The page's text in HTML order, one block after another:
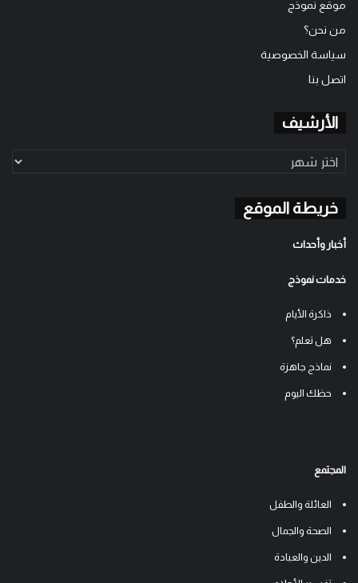
موقع نموذج
من نحن؟
سياسة الخصوصية
اتصل بنا
الأرشيف
خريطة الموقع
أخبار وأحداث
خدمات نموذج
ذاكرة الأيام
هل تعلم؟
نماذج جاهزة
حظك اليوم
المجتمع
العائلة والطفل
الصحة والجمال
الدين والعبادة